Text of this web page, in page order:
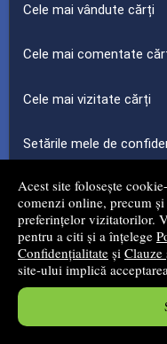
Acest site folosește
comenzi online, precum
preferințelor vizitatorilor.
pentru a citi și a înțelege
Confidențialitate și
site-ului implică
Cele mai vândute cărți
Cele mai comentate
Cele mai vizitate cărți
Setările mele de
Blog
Editura Daksha a lansat
treilea tunel, de Radu
Fizica Povestita cartea
ani de autor Cristian